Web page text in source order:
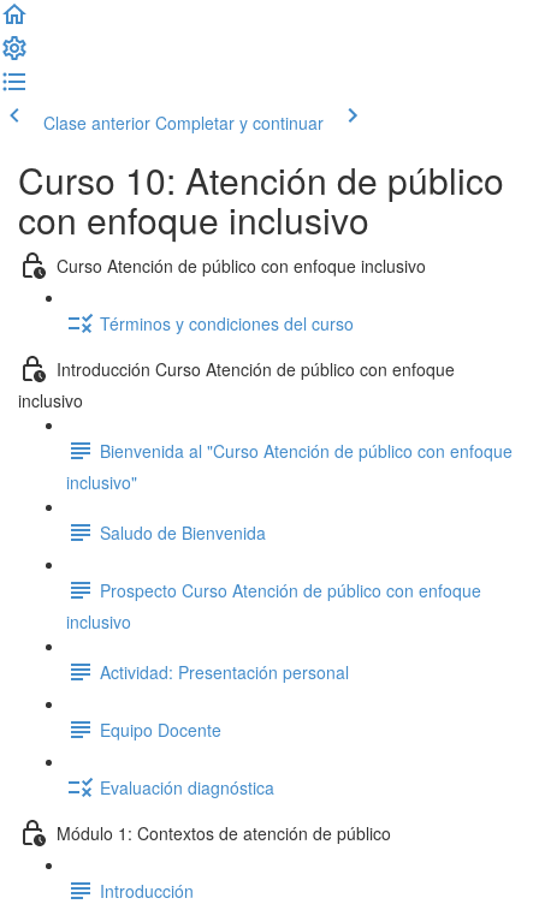
Clase anterior Completar y continuar
Curso 10: Atención de público
con enfoque inclusivo
Curso Atención de público con enfoque inclusivo
Términos y condiciones del curso
Introducción Curso Atención de público con enfoque
inclusivo
Bienvenida al "Curso Atención de público con enfoque
inclusivo"
Saludo de Bienvenida
Prospecto Curso Atención de público con enfoque
inclusivo
Actividad: Presentación personal
Equipo Docente
Evaluación diagnóstica
Módulo 1: Contextos de atención de público
Introducción